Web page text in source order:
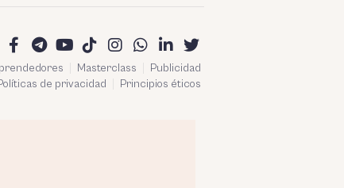
Masterclass
Publicidad
de privacidad Principios éticos